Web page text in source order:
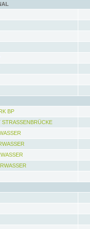
BP
STRASSENBRÜCKE